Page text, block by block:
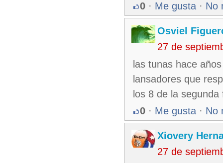
0 · Me gusta · No
Osviel
27 de
las tunas hace
lansadores que
los 8 de la segunda
0 · Me gusta · No
Xiovery
27 de